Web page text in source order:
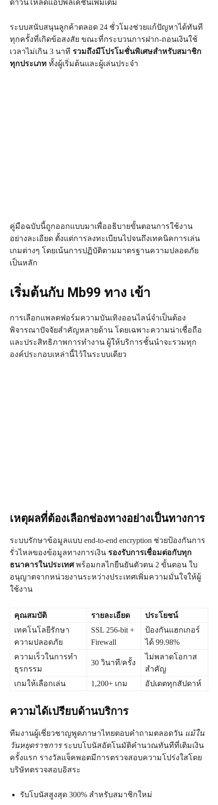
ดาวน์โหลดแอปพลิเคชันเพิ่มเติม
ระบบสนับสนุนลูกค้าตลอด 24 ชั่วโมงช่วยแก้ปัญหาได้ทันที
ทุกครั้งที่เกิดข้อสงสัย ขณะที่กระบวนการฝาก-ถอนเงินใช้
เวลาไม่เกิน 3 นาที รวมถึงมีโปรโมชั่นพิเศษสำหรับสมาชิก
ทุกประเภท ทั้งผู้เริ่มต้นและผู้เล่นประจำ
คู่มือฉบับนี้ถูกออกแบบมาเพื่ออธิบายขั้นตอนการใช้งาน
อย่างละเอียด ตั้งแต่การลงทะเบียนไปจนถึงเทคนิคการเล่น
เกมต่างๆ โดยเน้นการปฏิบัติตามมาตรฐานความปลอดภัย
เป็นหลัก
เริ่มต้นกับ Mb99 ทาง เข้า
การเลือกแพลตฟอร์มความบันเทิงออนไลน์จำเป็นต้อง
พิจารณาปัจจัยสำคัญหลายด้าน โดยเฉพาะความน่าเชื่อถือ
และประสิทธิภาพการทำงาน ผู้ให้บริการชั้นนำจะรวมทุก
องค์ประกอบเหล่านี้ไว้ในระบบเดียว
เหตุผลที่ต้องเลือกช่องทางอย่างเป็นทางการ
ระบบรักษาข้อมูลแบบ end-to-end encryption ช่วยป้องกันการ
รั่วไหลของข้อมูลทางการเงิน รองรับการเชื่อมต่อกับทุก
ธนาคารในประเทศพร้อมกลไกยืนยันตัวตน 2 ขั้นตอน ใบ
อนุญาตจากหน่วยงานระหว่างประเทศเพิ่มความมั่นใจให้ผู้
ใช้งาน
คุณสมบัติ รายละเอียด
ประโยชน์
เทคโนโลยีรักษา
ความปลอดภัย
SSL 256-bit +
Firewall
ป้องกันแฮกเกอร์
ได้ 99.98%
ความเร็วในการทำ
ธุรกรรม
30 วินาที/ครั้ง
ไม่พลาดโอกาส
สำคัญ
เกมให้เลือกเล่น
1,200+ เกม อัปเดตทุกสัปดาห์
ความได้เปรียบด้านบริการ
ทีมงานผู้เชี่ยวชาญพูดภาษาไทยตอบคำถามตลอดวัน แม้ใน
วันหยุดราชการระบบโบนัสอัตโนมัติคำนวณทันทีที่เติมเงิน
ครั้งแรก รางวัลแจ็คพอตมีการตรวจสอบความโปร่งใสโดย
บริษัทตรวจสอบอิสระ
รับโบนัสสูงสุด 300% สำหรับสมาชิกใหม่